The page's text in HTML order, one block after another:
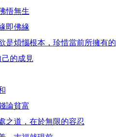
悟無生
即佛緣
是煩惱根本，珍惜當前所擁有的
己的成見
論貧富
之道，在於無限的容忍